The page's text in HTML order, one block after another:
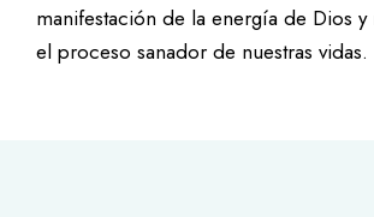
manifestación de la energía de Dios y
el proceso sanador de nuestras vidas.